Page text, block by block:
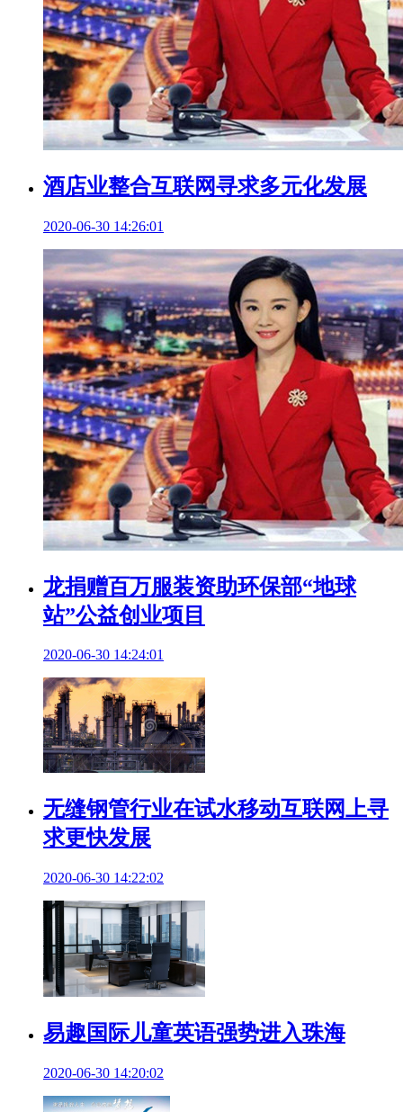
酒店业整合互联网寻求多元化发展
2020-06-30 14:26:01
龙捐赠百万服装资助环保部“地球
站”公益创业项目
2020-06-30 14:24:01
无缝钢管行业在试水移动互联网上寻
求更快发展
2020-06-30 14:22:02
易趣国际儿童英语强势进入珠海
2020-06-30 14:20:02